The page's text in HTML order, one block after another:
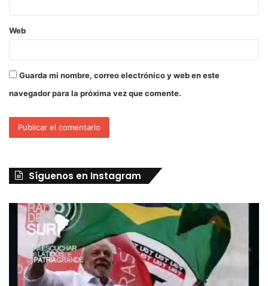
Web
Guarda mi nombre, correo electrónico y web en este
navegador para la próxima vez que comente.
Síguenos en Instagram